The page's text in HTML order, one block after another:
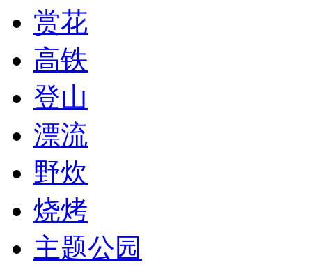
赏花
高铁
登山
漂流
野炊
烧烤
主题公园